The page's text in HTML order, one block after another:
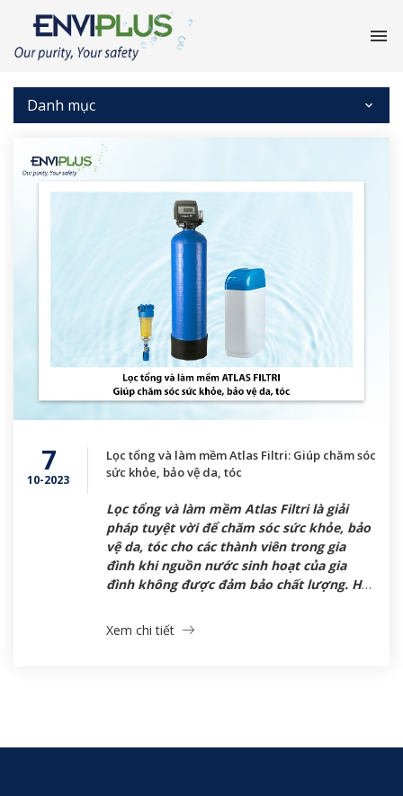
Danh mục
7
10-2023
Lọc tổng và làm mềm Atlas Filtri: Giúp chăm sóc
sức khỏe, bảo vệ da, tóc
Lọc tổng và làm mềm Atlas Filtri là giải
pháp tuyệt vời để chăm sóc sức khỏe, bảo
vệ da, tóc cho các thành viên trong gia
đình khi nguồn nước sinh hoạt của gia
đình không được đảm bảo chất lượng. Hãy
lọc này […]
Xem chi tiết